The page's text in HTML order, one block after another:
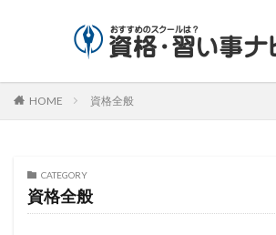
HOME 資格全般
CATEGORY
資格全般